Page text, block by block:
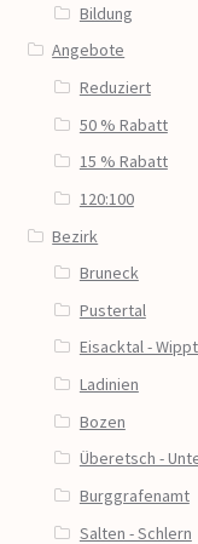
Bildung
Angebote
Reduziert
50 % Rabatt
15 % Rabatt
120:100
Bezirk
Bruneck
Pustertal
Eisacktal -
Ladinien
Bozen
Überetsch -
Burggrafenamt
Salten - Schlern